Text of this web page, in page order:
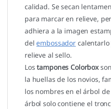
calidad. Se secan
para marcar en relieve,
adhiera a la imagen
delembossador
relieve al sello.
Lostampones Colorbox
la huellas de los novios,
los nombres en el árbol
árbol solo contiene el